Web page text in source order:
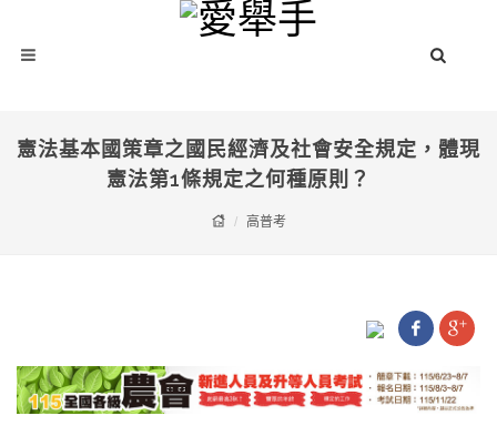
憲法基本國策章之國民經濟及社會安全規定，體現
憲法第1條規定之何種原則？
高普考